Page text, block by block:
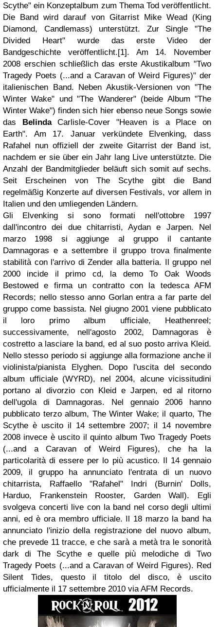
Scythe" ein Konzeptalbum zum Thema Tod veröffentlicht.
Die Band wird darauf von Gitarrist Mike Wead (King
Diamond, Candlemass) unterstützt. Zur Single "The
Divided Heart" wurde das erste Video der
Bandgeschichte veröffentlicht.[1].
Am 14. November
2008 erschien schließlich das erste Akustikalbum "Two
Tragedy Poets (...and a Caravan of Weird Figures)" der
italienischen Band. Neben Akustik-Versionen von "The
Winter Wake" und "The Wanderer" (beide Album "The
Winter Wake") finden sich hier ebenso neue Songs sowie
das BelindaCarlisle-Cover "Heaven is a Place on
Earth".
Am 17. Januar verkündete Elvenking, dass
Rafahel nun offiziell der zweite Gitarrist der Band ist,
nachdem er sie über ein Jahr lang Live unterstützte. Die
Anzahl der Bandmitglieder beläuft sich somit auf sechs.
Seit Erscheinen von The Scythe gibt die Band
regelmäßig Konzerte auf diversen Festivals, vor allem in
Italien und den umliegenden Ländern.
Gli Elvenking si sono formati nell'ottobre 1997
dall'incontro dei due chitarristi, Aydan e Jarpen. Nel
marzo 1998 si aggiunge al gruppo il cantante
Damnagoras e a settembre il gruppo trova finalmente
stabilità con l'arrivo di Zender alla batteria. Il gruppo nel
2000 incide il primo cd, la demo To Oak Woods
Bestowed e firma un contratto con la tedesca AFM
Records; nello stesso anno Gorlan entra a far parte del
gruppo come bassista. Nel giugno 2001 viene pubblicato
il loro primo album ufficiale, Heathenreel;
successivamente, nell'agosto 2002, Damnagoras è
costretto a lasciare la band, ed al suo posto arriva Kleid.
Nello stesso periodo si aggiunge alla formazione anche il
violinista/pianista Elyghen. Dopo l'uscita del secondo
album ufficiale (WYRD), nel 2004, alcune vicissitudini
portano al divorzio con Kleid e Jarpen, ed al ritorno
dell'ugola di Damnagoras.
Nel gennaio 2006 hanno
pubblicato terzo album, The Winter Wake; il quarto, The
Scythe è uscito il 14 settembre 2007; il 14 novembre
2008 invece è uscito il quinto album Two Tragedy Poets
(...and a Caravan of Weird Figures), che ha la
particolarità di essere per lo più acustico. Il 14 gennaio
2009, il gruppo ha annunciato l'entrata di un nuovo
chitarrista, Raffaello "Rafahel" Indri (Burnin' Dolls,
Harduo, Frankenstein Rooster, Garden Wall). Egli
svolgeva concerti live con la band nel corso degli ultimi
anni, ed è ora membro ufficiale. Il 18 marzo la band ha
annunciato l'inizio della registrazione del nuovo album,
che prevede 11 tracce, e che sarà a metà tra le sonorità
dark di The Scythe e quelle più melodiche di Two
Tragedy Poets (...and a Caravan of Weird Figures). Red
Silent Tides, questo il titolo del disco, è uscito
ufficialmente il 17 settembre 2010 via AFM Records.